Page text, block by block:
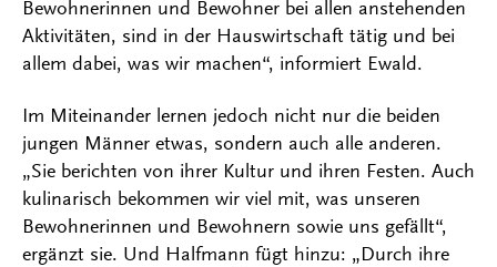
Bewohnerinnen und Bewohner bei allen anstehenden
Aktivitäten, sind in der Hauswirtschaft tätig und bei
allem dabei, was wir machen“, informiert Ewald.
Im Miteinander lernen jedoch nicht nur die beiden
jungen Männer etwas, sondern auch alle anderen.
„Sie berichten von ihrer Kultur und ihren Festen. Auch
kulinarisch bekommen wir viel mit, was unseren
Bewohnerinnen und Bewohnern sowie uns gefällt“,
ergänzt sie. Und Halfmann fügt hinzu: „Durch ihre